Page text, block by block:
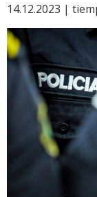
14.12.2023 |